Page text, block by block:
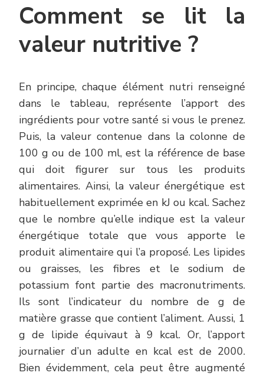
Comment se lit la
valeur nutritive ?
En principe, chaque élément nutri renseigné
dans le tableau, représente l’apport des
ingrédients pour votre santé si vous le prenez.
Puis, la valeur contenue dans la colonne de
100 g ou de 100 ml, est la référence de base
qui doit figurer sur tous les produits
alimentaires. Ainsi, la valeur énergétique est
habituellement exprimée en kJ ou kcal. Sachez
que le nombre qu’elle indique est la valeur
énergétique totale que vous apporte le
produit alimentaire qui l’a proposé. Les lipides
ou graisses, les fibres et le sodium de
potassium font partie des macronutriments.
Ils sont l’indicateur du nombre de g de
matière grasse que contient l’aliment. Aussi, 1
g de lipide équivaut à 9 kcal. Or, l’apport
journalier d’un adulte en kcal est de 2000.
Bien évidemment, cela peut être augmenté